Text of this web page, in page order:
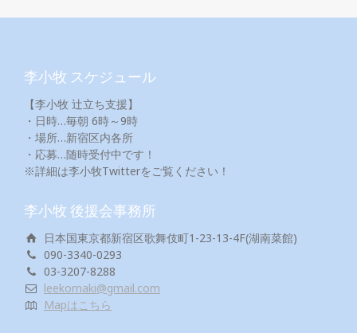
李小牧 スケジュール
【李小牧 辻立ち支援】
・日時…毎朝 6時～9時
・場所…新宿区内各所
・応募…随時受付中です！
※詳細は李小牧Twitterをご覧ください！
李小牧 後援会事務所
日本国東京都新宿区歌舞伎町1-23-13-4F(湖南菜館)
090-3340-0293
03-3207-8288
leekomaki@gmail.com
Mapはこちら